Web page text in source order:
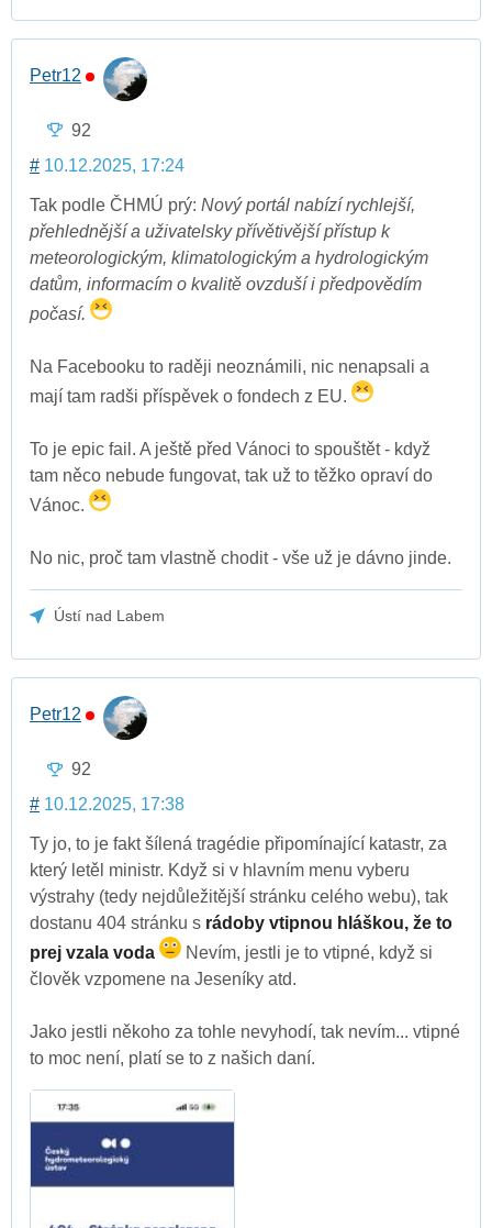
Petr12
92
# 10.12.2025, 17:24
Tak podle ČHMÚ prý: Nový portál nabízí rychlejší,
přehlednější a uživatelsky přívětivější přístup k
meteorologickým, klimatologickým a hydrologickým
datům, informacím o kvalitě ovzduší i předpovědím
počasí.
Na Facebooku to raději neoznámili, nic nenapsali a
mají tam radši příspěvek o fondech z EU.
To je epic fail. A ještě před Vánoci to spouštět - když
tam něco nebude fungovat, tak už to těžko opraví do
Vánoc.
No nic, proč tam vlastně chodit - vše už je dávno jinde.
Ústí nad Labem
Petr12
92
# 10.12.2025, 17:38
Ty jo, to je fakt šílená tragédie připomínající katastr, za
který letěl ministr. Když si v hlavním menu vyberu
výstrahy (tedy nejdůležitější stránku celého webu), tak
dostanu 404 stránku s rádoby vtipnou hláškou, že to
prej vzala voda
Nevím, jestli je to vtipné, když si
člověk vzpomene na Jeseníky atd.
Jako jestli někoho za tohle nevyhodí, tak nevím... vtipné
to moc není, platí se to z našich daní.